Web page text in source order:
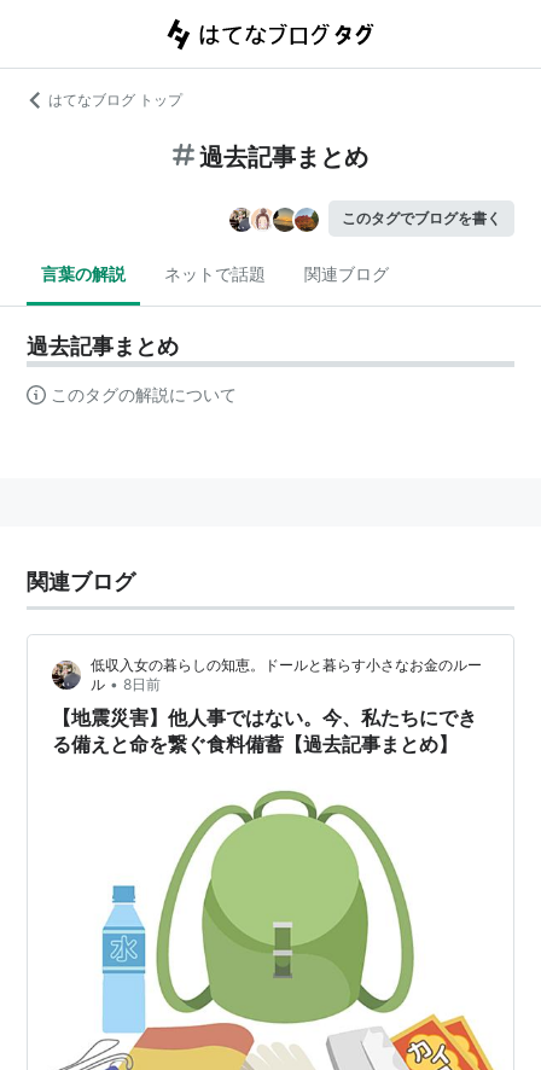
はてなブログ トップ
過去記事まとめ
このタグでブログを書く
言葉の解説 ネットで話題 関連ブログ
過去記事まとめ
このタグの解説について
関連ブログ
低収入女の暮らしの知恵。ドールと暮らす小さなお金のルー
ル • 8日前
【地震災害】他人事ではない。今、私たちにでき
る備えと命を繋ぐ食料備蓄【過去記事まとめ】